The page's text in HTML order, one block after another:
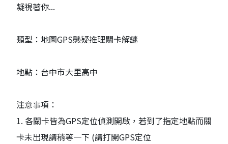
凝視著你...
類型：地圖GPS懸疑推理關卡解謎
地點：台中市大里高中
注意事項：
1. 各關卡皆為GPS定位偵測開啟，若到了指定地點而關
卡未出現請稍等一下 (請打開GPS定位